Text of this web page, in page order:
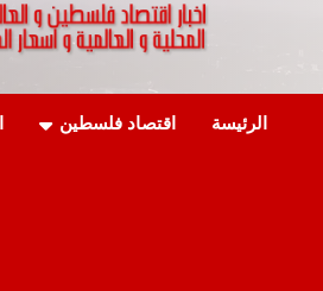
كواليس المال
الرئيسة اقتصاد فلسطين